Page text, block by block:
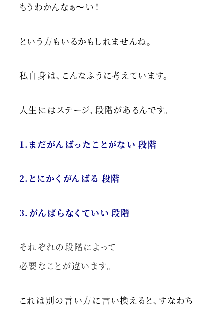
もうわかんなぁ〜い！
という方もいるかもしれませんね。
私自身は、こんなふうに考えています。
人生にはステージ、段階があるんです。
1.まだがんばったことがない 段階
2.とにかくがんばる 段階
3.がんばらなくていい 段階
それぞれの段階によって
必要なことが違います。
これは別の言い方に言い換えると、すなわち